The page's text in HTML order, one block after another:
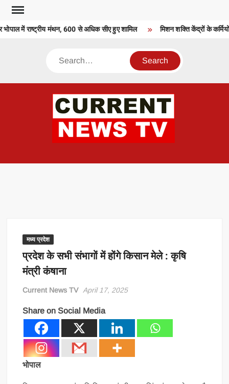
Skip
contentमें राष्ट्रीय मंथन, 600 से अधिक सीए हुए शामिल मिशन शक्ति केंद्रों के
Search
मध्य प्रदेश
प्रदेश के सभी संभागों में होंगे किसान मेले : कृषि
मंत्री कंषाना
Current News TV April 17, 2025
Share on Social Media
भोपाल